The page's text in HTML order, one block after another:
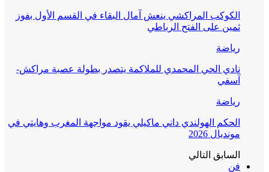
الكوكب المراكشي ينعش آمال البقاء في القسم الأول بفوز
ثمين على الفتح الرباطي
رياضة
نادي الحي المحمدي للملاكمة يتصدر بطولة عصبة مراكش-
آسفي
رياضة
الحكم الهولندي داني ماكيلي يقود مواجهة المغرب وهايتي في
مونديال 2026
السابق التالي
فن